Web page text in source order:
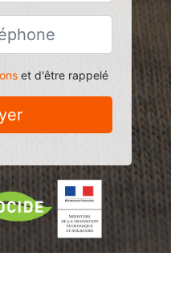
et d'être rappelé